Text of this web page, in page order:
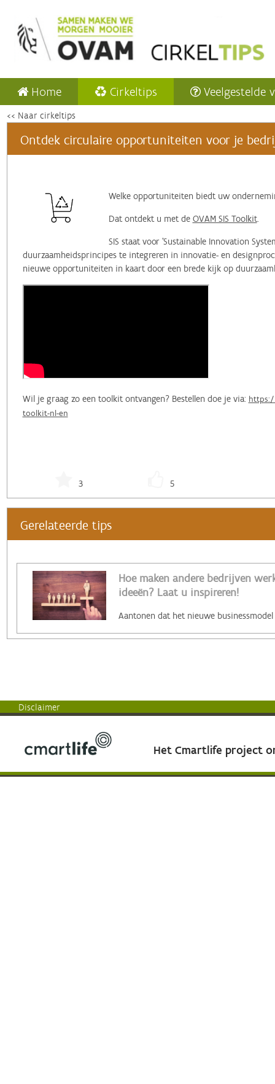
Home Cirkeltips Veelgestelde
<< Naar cirkeltips
Ontdek circulaire opportuniteiten voor je
‌Welke opportuniteiten biedt uw
Dat ontdekt u met de OVAM SIS Toolkit.
SIS staat voor 'Sustainable Innovation
duurzaamheidsprincipes te integreren in innovatie- en
nieuwe opportuniteiten in kaart door een brede kijk op
Wil je graag zo een toolkit ontvangen? Bestellen doe je via:
toolkit-nl-en
3 5
Gerelateerde tips
Hoe maken andere bedrijven
ideeën? Laat u inspireren!
Disclaimer
Het Cmartlife project